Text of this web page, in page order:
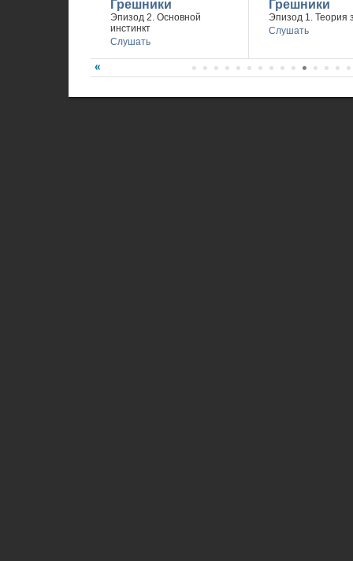
Грешники
Эпизод 2. Основной
инстинкт
Слушать
Грешники
Эпизод 1. Теория
Слушать